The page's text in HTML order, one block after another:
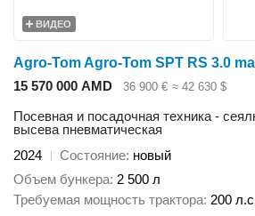
ВИДЕО
15 570 000 AMD 36 900 € ≈ 42 630 $
Посевная и посадочная техника -
высева пневматическая
2024
Состояние новый
Объем бункера 2 500 л
Требуемая мощность трактора 200